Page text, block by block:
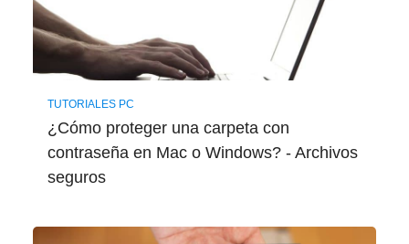
TUTORIALES PC
¿Cómo proteger una carpeta con
contraseña en Mac o Windows? - Archivos
seguros